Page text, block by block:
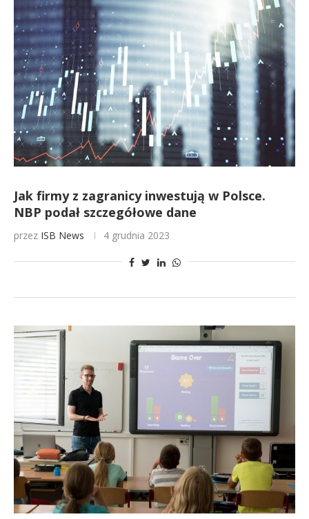
Jak firmy z zagranicy inwestują w Polsce.
NBP podał szczegółowe dane
przez ISB News 4 grudnia 2023